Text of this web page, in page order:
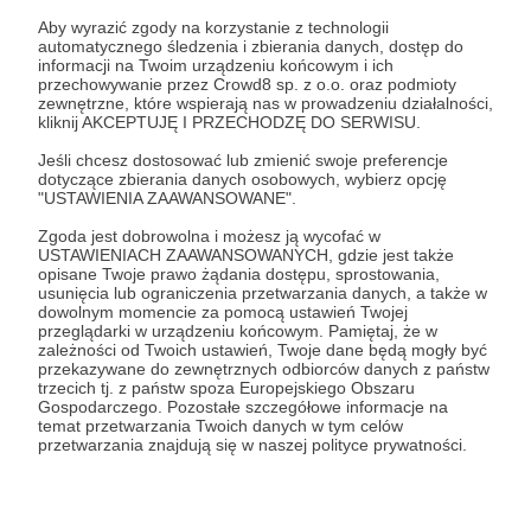
Aby wyrazić zgody na korzystanie z technologii
automatycznego śledzenia i zbierania danych, dostęp do
informacji na Twoim urządzeniu końcowym i ich
przechowywanie przez Crowd8 sp. z o.o. oraz podmioty
zewnętrzne, które wspierają nas w prowadzeniu działalności,
kliknij AKCEPTUJĘ I PRZECHODZĘ DO SERWISU.
Jeśli chcesz dostosować lub zmienić swoje preferencje
dotyczące zbierania danych osobowych, wybierz opcję
"USTAWIENIA ZAAWANSOWANE".
Zgoda jest dobrowolna i możesz ją wycofać w
USTAWIENIACH ZAAWANSOWANYCH, gdzie jest także
opisane Twoje prawo żądania dostępu, sprostowania,
usunięcia lub ograniczenia przetwarzania danych, a także w
dowolnym momencie za pomocą ustawień Twojej
przeglądarki w urządzeniu końcowym. Pamiętaj, że w
zależności od Twoich ustawień, Twoje dane będą mogły być
przekazywane do zewnętrznych odbiorców danych z państw
trzecich tj. z państw spoza Europejskiego Obszaru
Gospodarczego. Pozostałe szczegółowe informacje na
temat przetwarzania Twoich danych w tym celów
przetwarzania znajdują się w naszej polityce prywatności.
Dołącz do grona Patronów!
Wesprzyj działalność AutoraNaval Polskajuż teraz!
Zostań Patronem